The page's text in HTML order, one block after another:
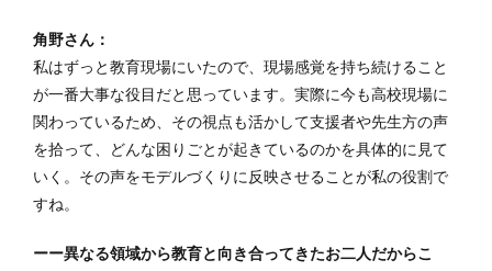
角野さん：
私はずっと教育現場にいたので、現場感覚を持ち続けること
が一番大事な役目だと思っています。実際に今も高校現場に
関わっているため、その視点も活かして支援者や先生方の声
を拾って、どんな困りごとが起きているのかを具体的に見て
いく。その声をモデルづくりに反映させることが私の役割で
すね。
ーー異なる領域から教育と向き合ってきたお二人だからこ